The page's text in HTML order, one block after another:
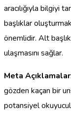
aracılığıyla bilgiyi
başlıklar
önemlidir. Alt
ulaşmasını sağlar.
Meta Açıklamalar
gözden kaçan bir
potansiyel